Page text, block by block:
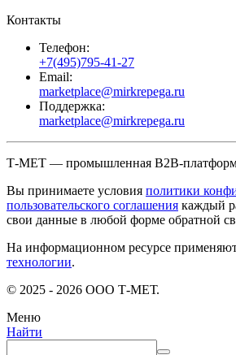
Контакты
Телефон:
+7(495)795-41-27
Email:
marketplace@mirkrepega.ru
Поддержка:
marketplace@mirkrepega.ru
Т-МЕТ — промышленная B2B-
Вы принимаете условия политики
пользовательского соглашения каждый
свои данные в любой форме обратной
На информационном ресурсе
технологии.
© 2025 - 2026 ООО Т-МЕТ.
Меню
Найти